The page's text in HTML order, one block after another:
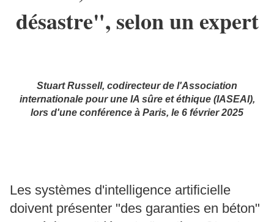
désastre", selon un expert
Stuart Russell, codirecteur de l'Association
internationale pour une IA sûre et éthique (IASEAI),
lors d'une conférence à Paris, le 6 février 2025
Les systèmes d'intelligence artificielle
doivent présenter "des garanties en béton"